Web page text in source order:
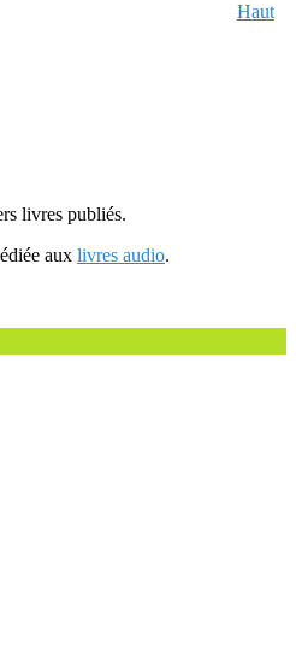
Haut
livres publiés.
aux livres audio.